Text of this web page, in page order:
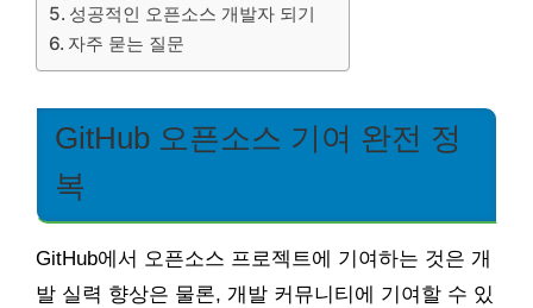
성공적인 오픈소스 개발자 되기
자주 묻는 질문
GitHub 오픈소스 기여 완전 정
복
GitHub에서 오픈소스 프로젝트에 기여하는 것은 개
발 실력 향상은 물론, 개발 커뮤니티에 기여할 수 있